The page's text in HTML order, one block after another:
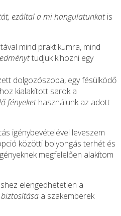
ezáltal a mi hangulatunkatis
mind praktikumra, mind
tudjuk kihozni egy
dolgozószoba, egy fésülködő
kialakított sarok a
fényekethasználunk az adott
igénybevételével leveszem
közötti bolyongás terhét és
megfelelően alakítom
elengedhetetlen a
a szakemberek